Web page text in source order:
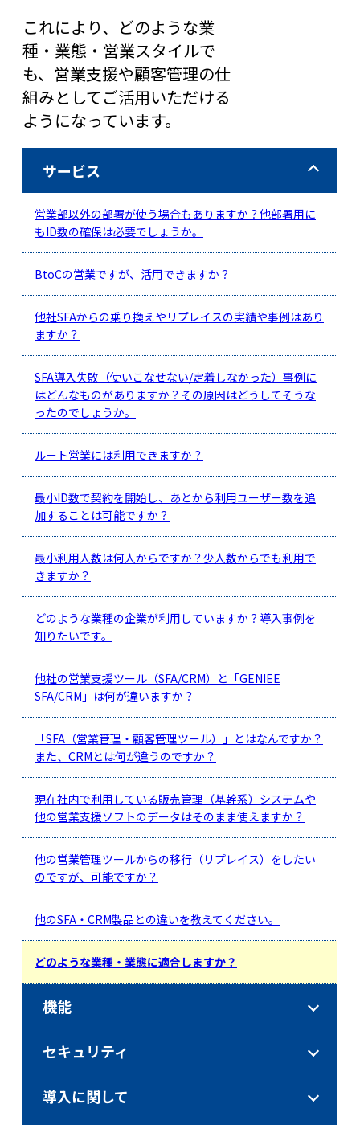
サービス
営業部以外の部署が使う場合もありますか？他部署用に
もID数の確保は必要でしょうか。
BtoCの営業ですが、活用できますか？
他社SFAからの乗り換えやリプレイスの実績や事例はあり
ますか？
SFA導入失敗（使いこなせない/定着しなかった）事例に
はどんなものがありますか？その原因はどうしてそうな
ったのでしょうか。
ルート営業には利用できますか？
最小ID数で契約を開始し、あとから利用ユーザー数を追
加することは可能ですか？
最小利用人数は何人からですか？少人数からでも利用で
きますか？
どのような業種の企業が利用していますか？導入事例を
知りたいです。
他社の営業支援ツール（SFA/CRM）と「GENIEE
SFA/CRM」は何が違いますか？
「SFA（営業管理・顧客管理ツール）」とはなんですか？
また、CRMとは何が違うのですか？
現在社内で利用している販売管理（基幹系）システムや
他の営業支援ソフトのデータはそのまま使えますか？
他の営業管理ツールからの移行（リプレイス）をしたい
のですが、可能ですか？
他のSFA・CRM製品との違いを教えてください。
どのような業種・業態に適合しますか？
機能
セキュリティ
導入に関して
これにより、どのような業
種・業態・営業スタイルで
も、営業支援や顧客管理の仕
組みとしてご活用いただける
ようになっています。